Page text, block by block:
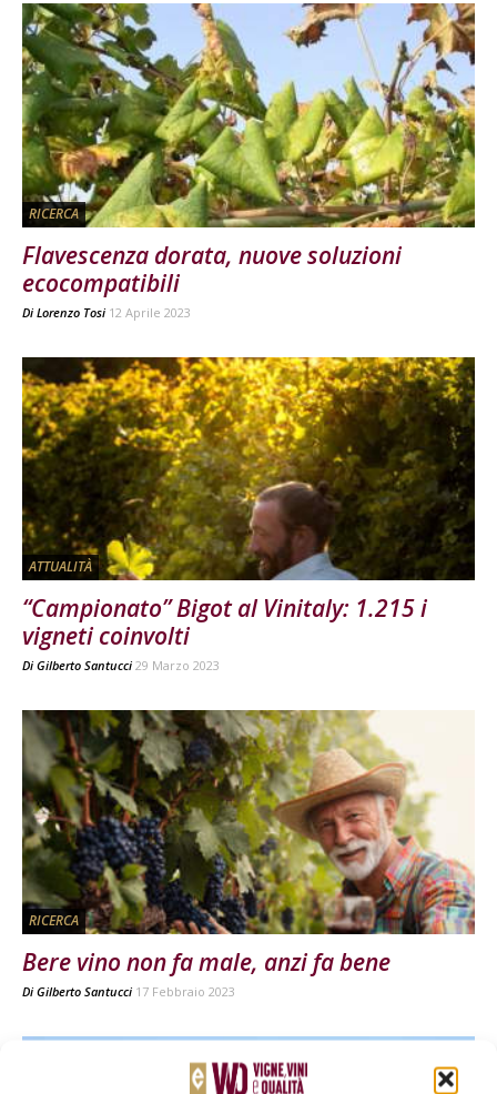
RICERCA
Flavescenza dorata, nuove soluzioni
ecocompatibili
Di Lorenzo Tosi 12 Aprile 2023
ATTUALITÀ
“Campionato” Bigot al Vinitaly: 1.215 i
vigneti coinvolti
Di Gilberto Santucci 29 Marzo 2023
RICERCA
Bere vino non fa male, anzi fa bene
Di Gilberto Santucci 17 Febbraio 2023